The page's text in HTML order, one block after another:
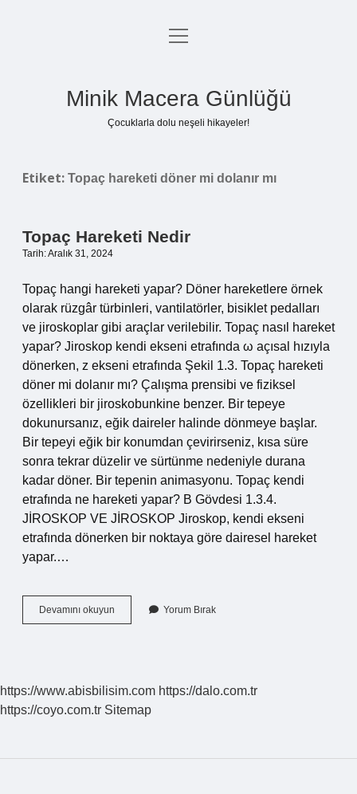
Anasayfa
menüyü
Minik Macera Günlüğü
Çocuklarla dolu neşeli hikayeler!
Etiket: Topaç hareketi döner mi dolanır mı
Topaç Hareketi Nedir
Tarih: Aralık 31, 2024
Topaç hangi hareketi yapar? Döner hareketlere örnek
olarak rüzgâr türbinleri, vantilatörler, bisiklet pedalları
ve jiroskoplar gibi araçlar verilebilir. Topaç nasıl hareket
yapar? Jiroskop kendi ekseni etrafında ω açısal hızıyla
dönerken, z ekseni etrafında Şekil 1.3. Topaç hareketi
döner mi dolanır mı? Çalışma prensibi ve fiziksel
özellikleri bir jiroskobunkine benzer. Bir tepeye
dokunursanız, eğik daireler halinde dönmeye başlar.
Bir tepeyi eğik bir konumdan çevirirseniz, kısa süre
sonra tekrar düzelir ve sürtünme nedeniyle durana
kadar döner. Bir tepenin animasyonu. Topaç kendi
etrafında ne hareketi yapar? B Gövdesi 1.3.4.
JİROSKOP VE JİROSKOP Jiroskop, kendi ekseni
etrafında dönerken bir noktaya göre dairesel hareket
yapar.…
Devamını okuyun
Hareketi
Yorum Bırak
https://www.abisbilisim.com https://dalo.com.tr
https://coyo.com.tr Sitemap